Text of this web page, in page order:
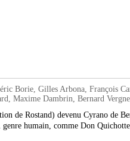
Borie, Gilles Arbona, François
Maxime Dambrin, Bernard
de Rostand) devenu Cyrano de
humain, comme Don